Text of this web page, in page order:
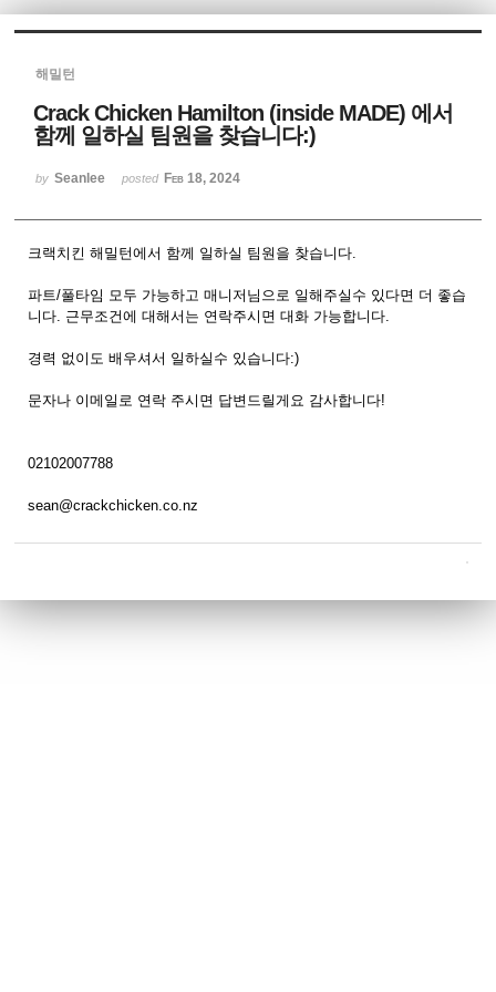
해밀턴
Crack Chicken Hamilton (inside MADE) 에서
함께 일하실 팀원을 찾습니다:)
by Seanlee posted Feb 18, 2024
크랙치킨 해밀턴에서 함께 일하실 팀원을 찾습니다.
파트/풀타임 모두 가능하고 매니저님으로 일해주실수 있다면 더 좋습
니다. 근무조건에 대해서는 연락주시면 대화 가능합니다.
경력 없이도 배우셔서 일하실수 있습니다:)
문자나 이메일로 연락 주시면 답변드릴게요 감사합니다!
02102007788
sean@crackchicken.co.nz
Sketchbook5, 스케치북5
Sketchbook5, 스케치북5